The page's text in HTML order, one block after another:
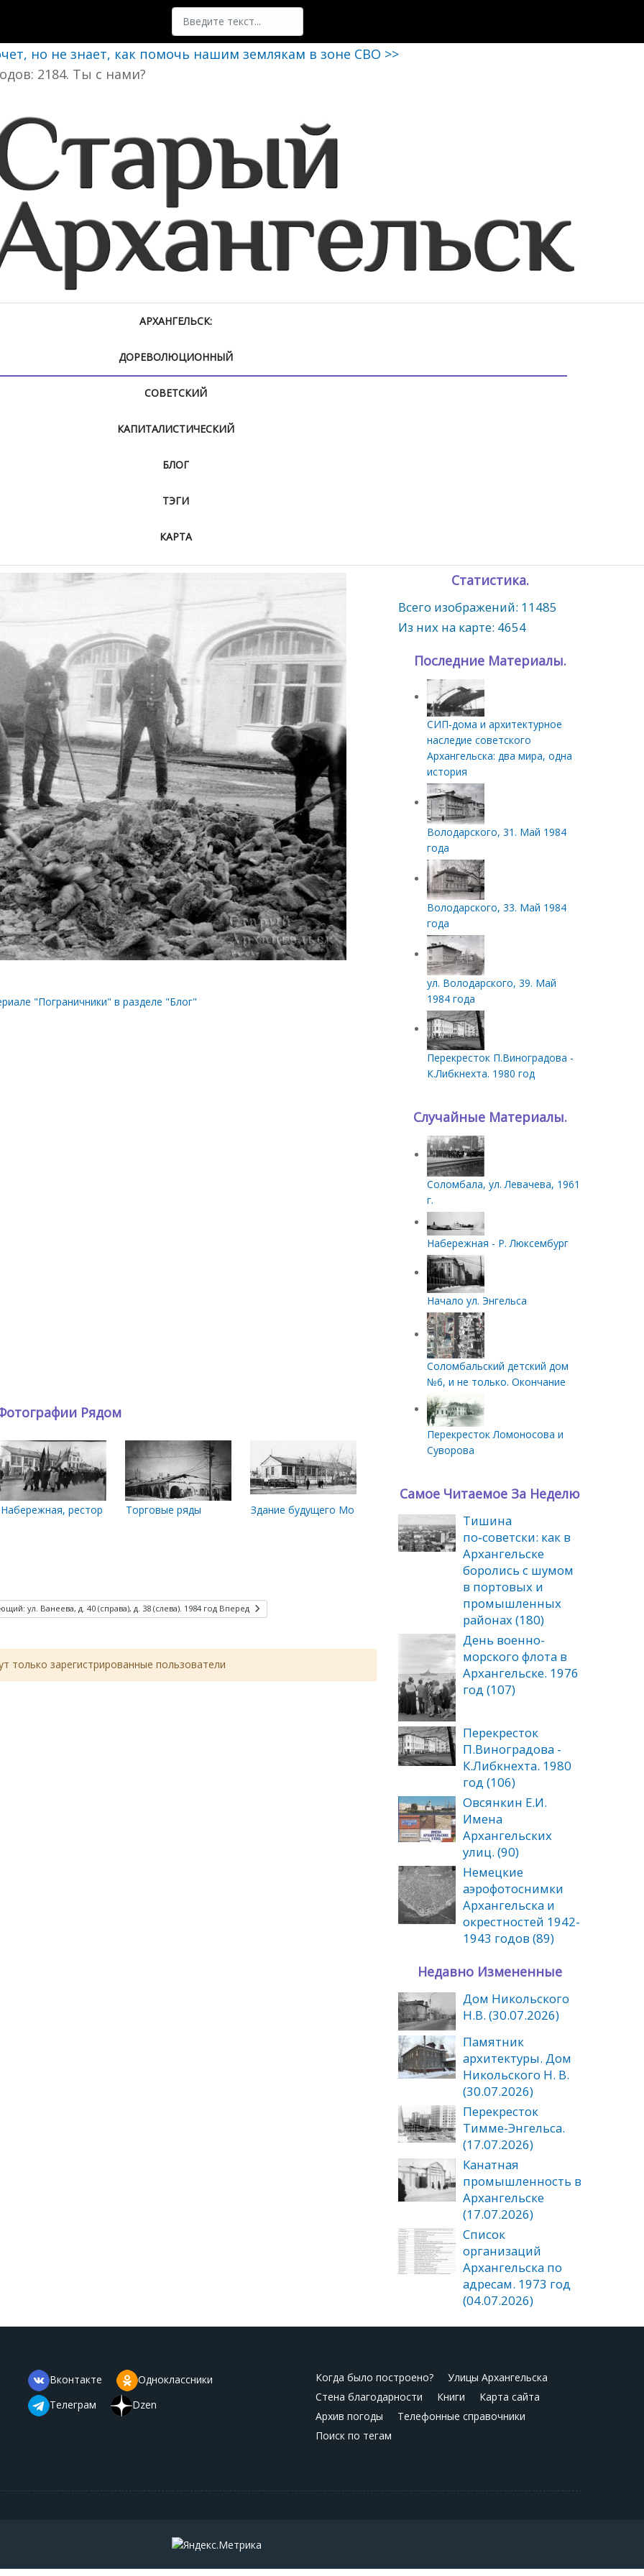
Поиск
но не знает, как помочь нашим землякам в зоне СВО >>
2184. Ты с нами?
АРХАНГЕЛЬСК:
ДОРЕВОЛЮЦИОННЫЙ
СОВЕТСКИЙ
КАПИТАЛИСТИЧЕСКИЙ
БЛОГ
ТЭГИ
КАРТА
"Пограничники" в разделе "Блог"
Рядом
усадьба Ананьина
Набережная, ресторан Север.Торговые ряды Здание будущего Морского музея. 1962 год.
ул. Ванеева, д. 40 (справа), д. 38 (слева). 1984 год Вперед
только зарегистрированные пользователи
Статистика.
Всего изображений: 11485
Из них на карте: 4654
Последние Материалы.
СИП‑дома и архитектурное
наследие советского
Архангельска: два мира, одна
история
Володарского, 31. Май 1984
года
Володарского, 33. Май 1984
года
ул. Володарского, 39. Май
1984 года
Перекресток П.Виноградова -
К.Либкнехта. 1980 год
Случайные Материалы.
Соломбала, ул. Левачева, 1961
г.
Набережная - Р. Люксембург
Начало ул. Энгельса
Соломбальский детский дом
№6, и не только. Окончание
Перекресток Ломоносова и
Суворова
Самое Читаемое За Неделю
Тишина
по‑советски: как в
Архангельске
боролись с шумом
в портовых и
промышленных
районах (180)
День военно-
морского флота в
Архангельске. 1976
год (107)
Перекресток
П.Виноградова -
К.Либкнехта. 1980
год (106)
Овсянкин Е.И.
Имена
Архангельских
улиц. (90)
Немецкие
аэрофотоснимки
Архангельска и
окрестностей 1942-
1943 годов (89)
Недавно Измененные
Дом Никольского
Н.В. (30.07.2026)
Памятник
архитектуры. Дом
Никольского Н. В.
(30.07.2026)
Перекресток
Тимме-Энгельса.
(17.07.2026)
Канатная
промышленность в
Архангельске
(17.07.2026)
Список
организаций
Архангельска по
адресам. 1973 год
(04.07.2026)
Вконтакте
Одноклассники
Телеграм
Dzen
Когда было построено?
Улицы Архангельска
Стена благодарности
Книги
Карта сайта
Архив погоды
Телефонные справочники
Поиск по тегам